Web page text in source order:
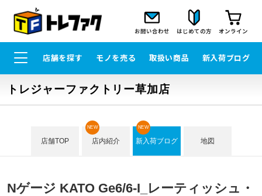
お問い合わせ はじめての方 オンライン
店舗を探す モノを売る 取扱い商品 新入荷ブログ
トレジャーファクトリー草加店
店舗TOP 店内紹介
NEW
新入荷ブログ
NEW
地図
Nゲージ KATO Ge6/6-I_レーティッシュ・